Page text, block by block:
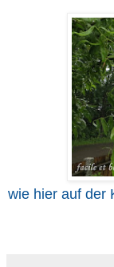
wie hier auf der